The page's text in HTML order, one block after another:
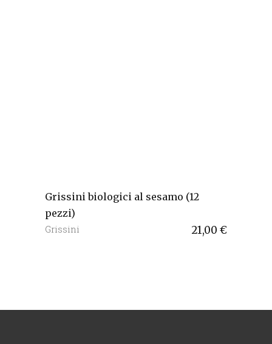
Grissini biologici al sesamo (12
pezzi)
21,00 €
Grissini